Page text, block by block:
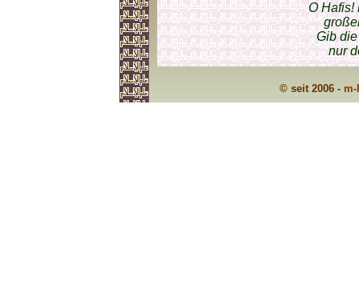
O Hafis!
Gib
nur
© seit 2006 -